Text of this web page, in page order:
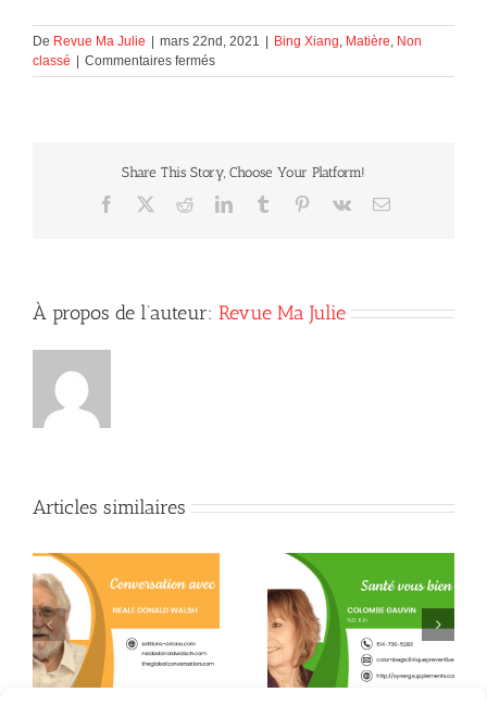
De Revue Ma Julie | mars 22nd, 2021 | Bing Xiang, Matière, Non
classé | Commentaires ferméssur
Le
Share This Story, Choose Your Platform!
Facebook RedditLinkedInTumblr Pinterest
Vk Courriel
À propos de l’auteur: Revue Ma Julie
Articles similaires
La L-théanine contre le
stress
Quand la conscience
fait son chemin jusque
dans l’assiette !